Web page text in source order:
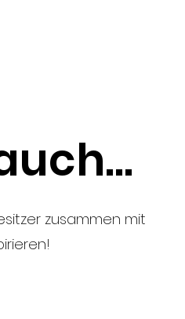
zusammen mit